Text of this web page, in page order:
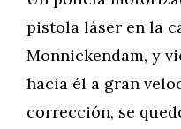
pistola láser en la
Monnickendam, y
hacia él a gran
corrección, se